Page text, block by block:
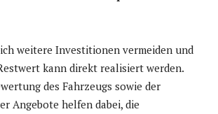
weitere Investitionen vermeiden und
kann direkt realisiert werden.
des Fahrzeugs sowie der
Angebote helfen dabei, die